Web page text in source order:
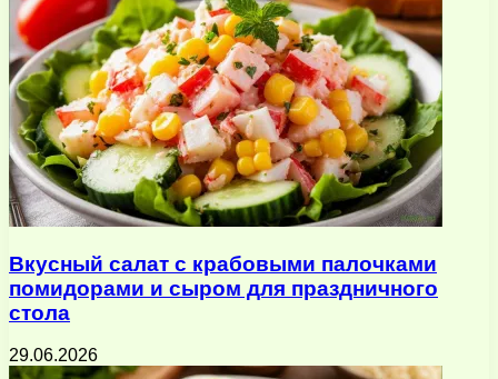
Вкусный салат с крабовыми палочками
помидорами и сыром для праздничного
стола
29.06.2026